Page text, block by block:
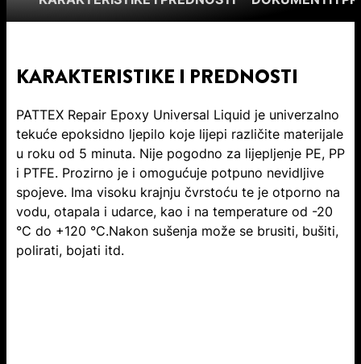
KARAKTERISTIKE I PREDNOSTI
PATTEX Repair Epoxy Universal Liquid je univerzalno
tekuće epoksidno ljepilo koje lijepi različite materijale
u roku od 5 minuta. Nije pogodno za lijepljenje PE, PP
i PTFE. Prozirno je i omogućuje potpuno nevidljive
spojeve. Ima visoku krajnju čvrstoću te je otporno na
vodu, otapala i udarce, kao i na temperature od -20
°C do +120 °C.Nakon sušenja može se brusiti, bušiti,
polirati, bojati itd.